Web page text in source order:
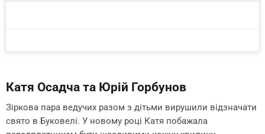
Катя Осадча та Юрій Горбунов
Зіркова пара ведучих разом з дітьми вирушили відзначати
свято в Буковелі. У новому році Катя побажала